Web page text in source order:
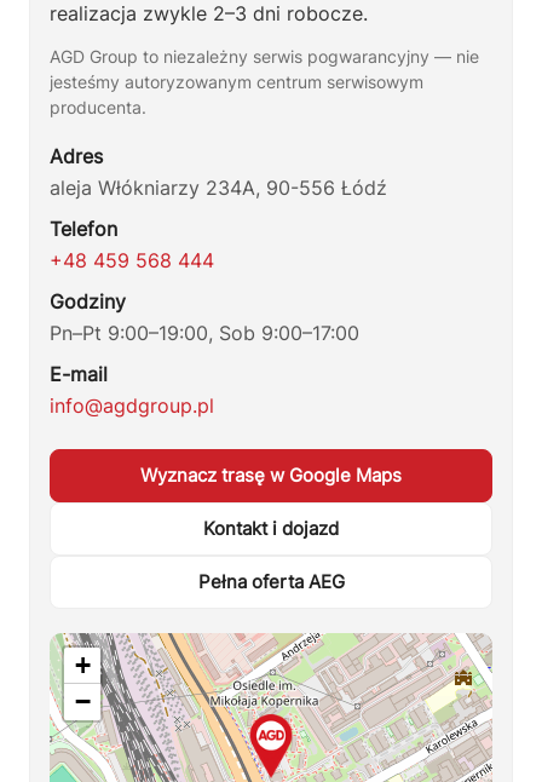
realizacja zwykle 2–3 dni robocze.
AGD Group to niezależny serwis pogwarancyjny — nie
jesteśmy autoryzowanym centrum serwisowym
producenta.
Adres
aleja Włókniarzy 234A, 90-556 Łódź
Telefon
+48 459 568 444
Godziny
Pn–Pt 9:00–19:00, Sob 9:00–17:00
E-mail
info@agdgroup.pl
Wyznacz trasę w Google Maps
Kontakt i dojazd
Pełna oferta AEG
+
−